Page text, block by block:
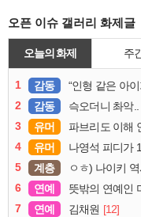
오픈 이슈 갤러리 화제글
오늘의 화제 주
1 감동 “인형 같은 아이가
2
감동 슥오더니 촤악.. 연
3
유머 파브리도 이해
4
유머 나영석 피디가
5
계층 ㅇㅎ) 나이키
6
연예 뜻밖의 연예인
7
연예 김채원 [12]